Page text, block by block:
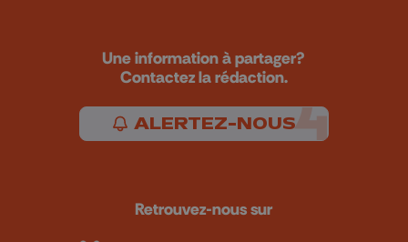
Une information à partager?
Contactez la rédaction.
ALERTEZ-NOUS
Retrouvez-nous sur